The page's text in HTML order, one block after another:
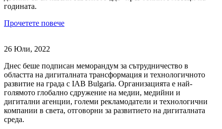
годината.
Прочетете повече
26 Юли, 2022
Днес беше подписан меморандум за сътрудничество в
областта на дигиталната трансформация и технологичното
развитие на града с IAB Bulgaria. Организацията e най-
голямото глобално сдружение на медии, медийни и
дигитални агенции, големи рекламодатели и технологични
компании в света, отговорни за развитието на дигиталната
среда.